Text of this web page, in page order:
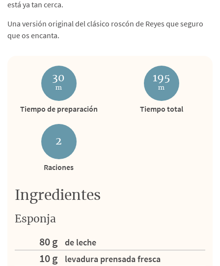
está ya tan cerca.
Una versión original del clásico roscón de Reyes que seguro
que os encanta.
30
m
Tiempo de preparación
195
m
Tiempo total
2
Raciones
Ingredientes
Esponja
80 g de leche
10 g levadura prensada fresca